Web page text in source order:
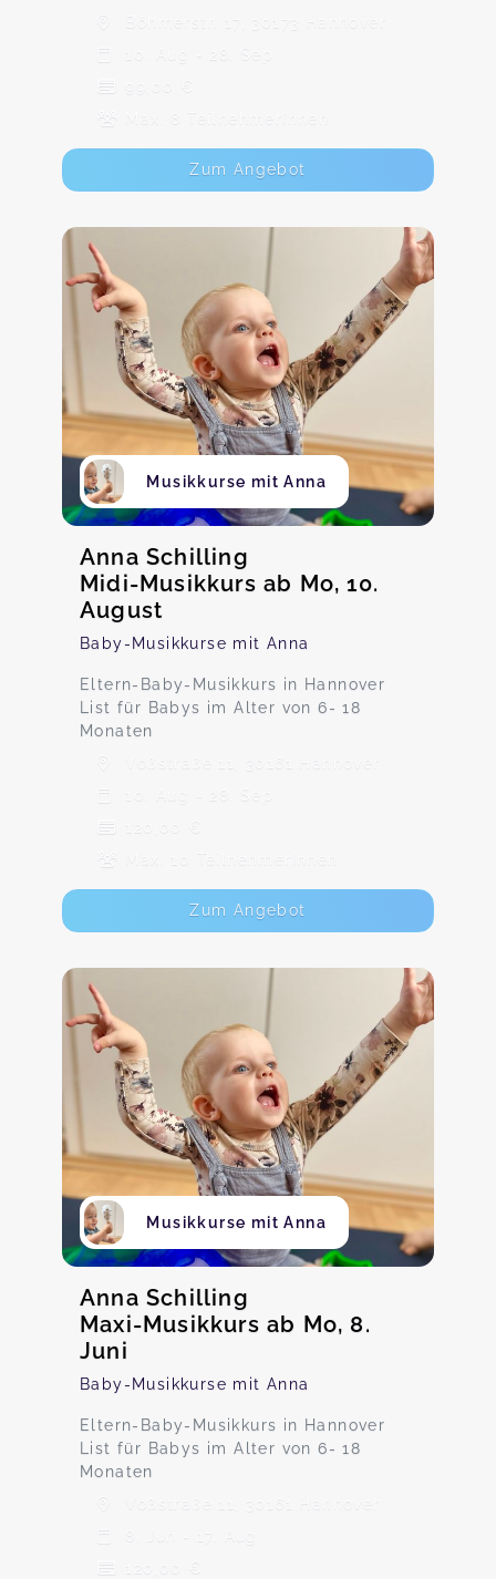
Böhmerstr. 17, 30173 Hannover
10. Aug - 28. Sep
99,00 €
Max. 8 TeilnehmerInnen
Zum Angebot
Musikkurse mit Anna
Anna Schilling
Midi-Musikkurs ab Mo, 10.
August
Baby-Musikkurse mit Anna
Eltern-Baby-Musikkurs in Hannover
List für Babys im Alter von 6- 18
Monaten
Voßstraße 11, 30161 Hannover
10. Aug - 28. Sep
120,00 €
Max. 10 TeilnehmerInnen
Zum Angebot
Musikkurse mit Anna
Anna Schilling
Maxi-Musikkurs ab Mo, 8.
Juni
Baby-Musikkurse mit Anna
Eltern-Baby-Musikkurs in Hannover
List für Babys im Alter von 6- 18
Monaten
Voßstraße 11, 30161 Hannover
8. Jun - 17. Aug
120,00 €